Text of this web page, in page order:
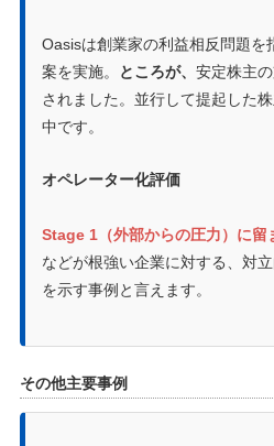
Oasisは創業家の利益相反問題を
案を実施。
ところが、 安定株主
されました。並行して提起した
中です。
オペレーター化評価
Stage 1（外部からの圧力）に留
などが根強い企業に対する、対
を示す事例と言えます。
その他主要事例